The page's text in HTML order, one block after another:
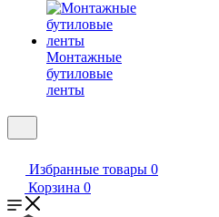
Монтажные
бутиловые
ленты
Избранные товары 0
Корзина 0